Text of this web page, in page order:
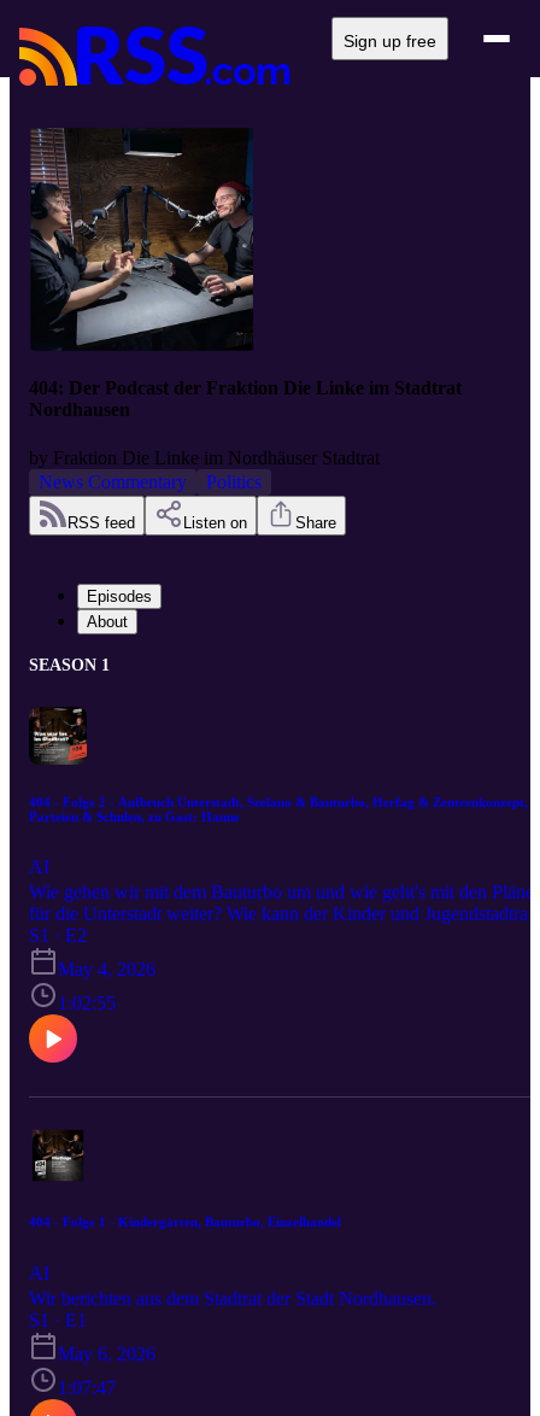
Sign up free
404: Der Podcast der Fraktion Die Linke im Stadtrat
Nordhausen
by Fraktion Die Linke im Nordhäuser Stadtrat
News Commentary
Politics
RSS feed Listen on Share
Episodes
About
SEASON 1
404 - Folge 2 - Aufbruch Unterstadt, Seelano & Bauturbo, Herfag & Zentrenkonzept,
Parteien & Schulen, zu Gast: Hanne
AI
Wie gehen wir mit dem Bauturbo um und wie geht's mit den
für die Unterstadt weiter? Wie kann der Kinder und Jugendstadtrat
zukünftig in Entscheidungen eingebunden werden? Diese und
weitere Themen besprechen Martina Degenhart und Alexander
Scharff in dieser Folge mit Fraktionsmitglied Hannelore Haase als
Gast.
S1 · E2
May 4, 2026
1:02:55
404 - Folge 1 - Kindergärten, Bauturbo, Einzelhandel
AI
Wir berichten aus dem Stadtrat der Stadt Nordhausen.
S1 · E1
May 6, 2026
1:07:47